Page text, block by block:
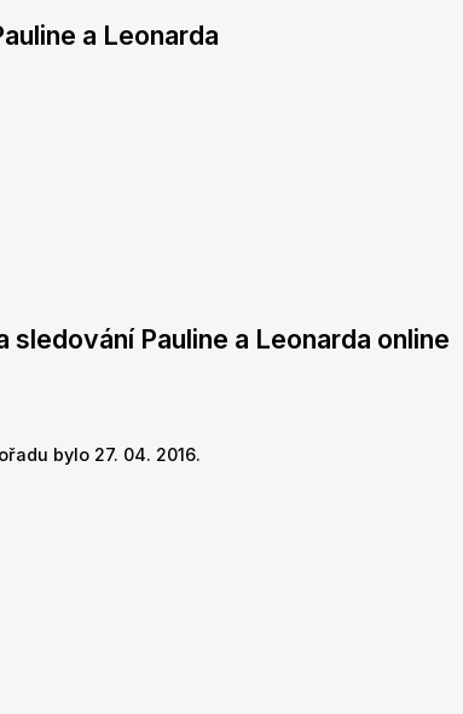
a Leonarda
sledování Pauline a Leonarda online
bylo 27. 04. 2016.